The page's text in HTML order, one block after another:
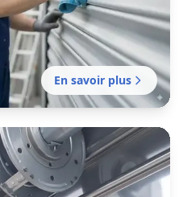
réalisé par notre
garantir le bon
métalliques.
métallique
En savoir plus